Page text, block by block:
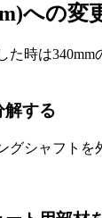
への変
た時は
解する
グシャフトを